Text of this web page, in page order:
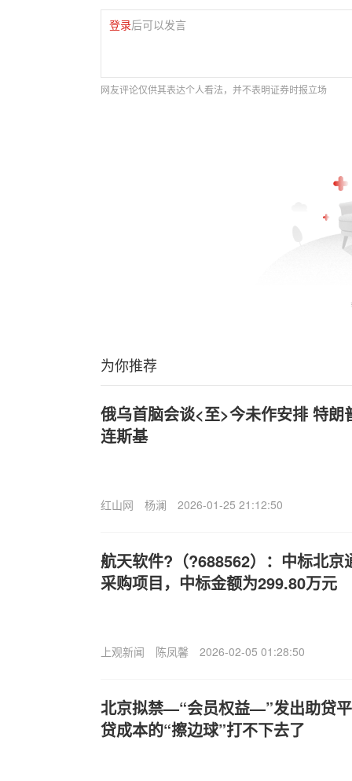
登录后可以发言
网友评论仅供其表达个人看法，并不表明证券时报立场
为你推荐
俄乌首脑会谈<至>今未作安排 特朗
连斯基
红山网 杨澜 2026-01-25 21:12:50
航天软件?（?688562）：中标北京
采购项目，中标金额为299.80万元
上观新闻 陈凤馨 2026-02-05 01:28:50
北京拟禁—“会员权益—”发出助贷
贷成本的“擦边球”打不下去了